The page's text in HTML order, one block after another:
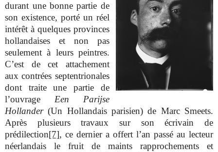
durant une bonne partie de
son existence, porté un réel
intérêt à quelques provinces
hollandaises et non pas
seulement à leurs peintres.
C’est de cet attachement
aux contrées septentrionales
dont traite une partie de
l’ouvrage Een Parijse
Hollander(Un Hollandais parisien) de Marc Smeets.
Après plusieurs travaux sur son écrivain de
prédilection[7], ce dernier a offert l’an passé au lecteur
néerlandais le fruit de maints rapprochements et